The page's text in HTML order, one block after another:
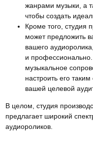
жанрами музыки, а
чтобы создать
Кроме того, студия
может предложить
вашего
и
музыкальное
настроить его
вашей целевой
В целом, студия
предлагает широкий
аудиороликов.